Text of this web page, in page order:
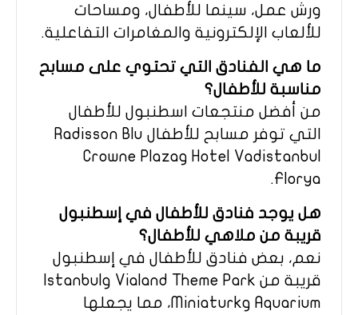
ورش عمل، سينما للأطفال، ومساحات
للألعاب الإلكترونية والمغامرات التفاعلية.
ما هي الفنادق التي تحتوي على مسابح
مناسبة للأطفال؟
من أفضل منتجعات اسطنبول للأطفال
التي توفر مسابح للأطفال Radisson Blu
Hotel Vadistanbul وCrowne Plaza
Florya.
هل يوجد فنادق للأطفال في إسطنبول
قريبة من ملاهي للأطفال؟
نعم، بعض فنادق للأطفال في إسطنبول
قريبة من Vialand Theme Park وIstanbul
Aquarium وMiniaturk، مما يجعلها